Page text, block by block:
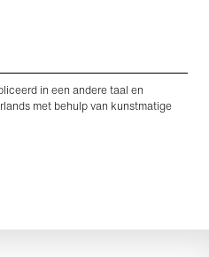
in een andere taal en
met behulp van kunstmatige